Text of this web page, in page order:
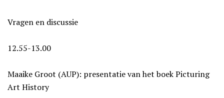
Vragen en discussie
12.55-13.00
Maaike Groot (AUP): presentatie van het boek Picturing
Art History